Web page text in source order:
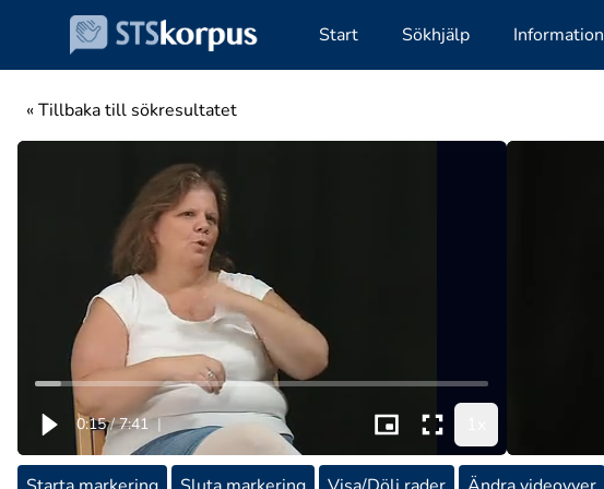
Start Sökhjälp Information
« Tillbaka till sökresultatet
0:15 / 7:41 |